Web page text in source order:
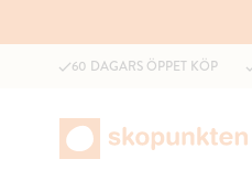
60 DAGARS ÖPPET KÖP